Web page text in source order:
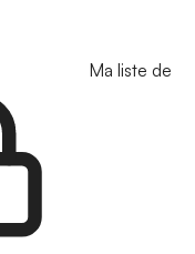
Ma liste de